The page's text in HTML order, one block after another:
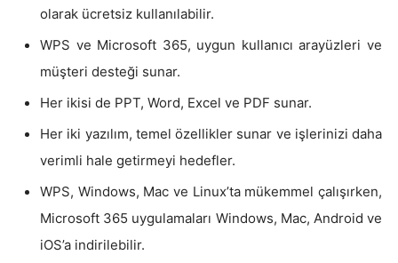
olarak ücretsiz kullanılabilir.
WPS ve Microsoft 365, uygun kullanıcı arayüzleri ve
müşteri desteği sunar.
Her ikisi de PPT, Word, Excel ve PDF sunar.
Her iki yazılım, temel özellikler sunar ve işlerinizi daha
verimli hale getirmeyi hedefler.
WPS, Windows, Mac ve Linux’ta mükemmel çalışırken,
Microsoft 365 uygulamaları Windows, Mac, Android ve
iOS’a indirilebilir.